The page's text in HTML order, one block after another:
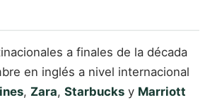
a finales de la década
en inglés a nivel internacional
, Zara, Starbucks y Marriott